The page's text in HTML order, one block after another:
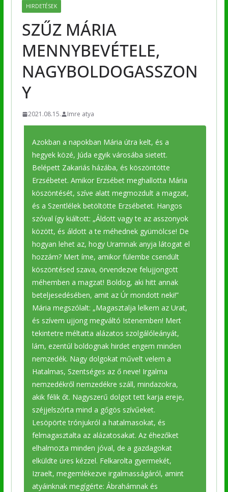
HIRDETÉSEK
SZŰZ MÁRIA
MENNYBEVÉTELE,
NAGYBOLDOGASSZON
Y
2021.08.15. Imre atya
Azokban a napokban Mária útra kelt, és a
hegyek közé, Júda egyik városába sietett.
Belépett Zakariás házába, és köszöntötte
Erzsébetet. Amikor Erzsébet meghallotta Mária
köszöntését, szíve alatt megmozdult a magzat,
és a Szentlélek betöltötte Erzsébetet. Hangos
szóval így kiáltott: „Áldott vagy te az asszonyok
között, és áldott a te méhednek gyümölcse! De
hogyan lehet az, hogy Uramnak anyja látogat el
hozzám? Mert íme, amikor fülembe csendült
köszöntésed szava, örvendezve felujjongott
méhemben a magzat! Boldog, aki hitt annak
beteljesedésében, amit az Úr mondott neki!”
Mária megszólalt: „Magasztalja lelkem az Urat,
és szívem ujjong megváltó Istenemben! Mert
tekintetre méltatta alázatos szolgálóleányát,
lám, ezentúl boldognak hirdet engem minden
nemzedék. Nagy dolgokat művelt velem a
Hatalmas, Szentséges az ő neve! Irgalma
nemzedékről nemzedékre száll, mindazokra,
akik félik őt. Nagyszerű dolgot tett karja ereje,
széjjelszórta mind a gőgös szívűeket.
Lesöpörte trónjukról a hatalmasokat, és
felmagasztalta az alázatosakat. Az éhezőket
elhalmozta minden jóval, de a gazdagokat
elküldte üres kézzel. Felkarolta gyermekét,
Izraelt, megemlékezve irgalmasságáról, amint
atyáinknak megígérte: Ábrahámnak és